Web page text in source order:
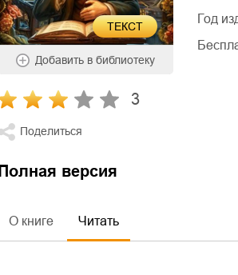
ТЕКСТ
Добавить в библиотеку
3
Поделиться
Год
Полная версия
О книге Читать